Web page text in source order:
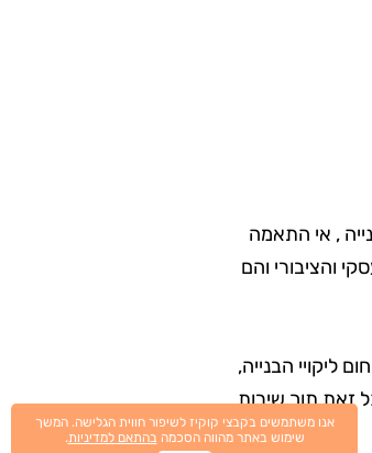
, אי התאמה
והציבורי והם
הבנייה,
זאת תוך שירות
אנו משתמשים בקבצי קוקיז לשיפור חווית הגלישה. המשך
שימוש באתר מהווה הסכמה בהתאם למדיניות.